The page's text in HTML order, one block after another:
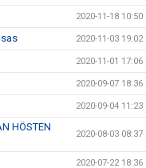
2020-11-18 10:50
2020-11-03 19:02
2020-11-01 17:06
2020-09-07 18:36
2020-09-04 11:23
HÖSTEN
2020-08-03 08:37
2020-07-22 18:36